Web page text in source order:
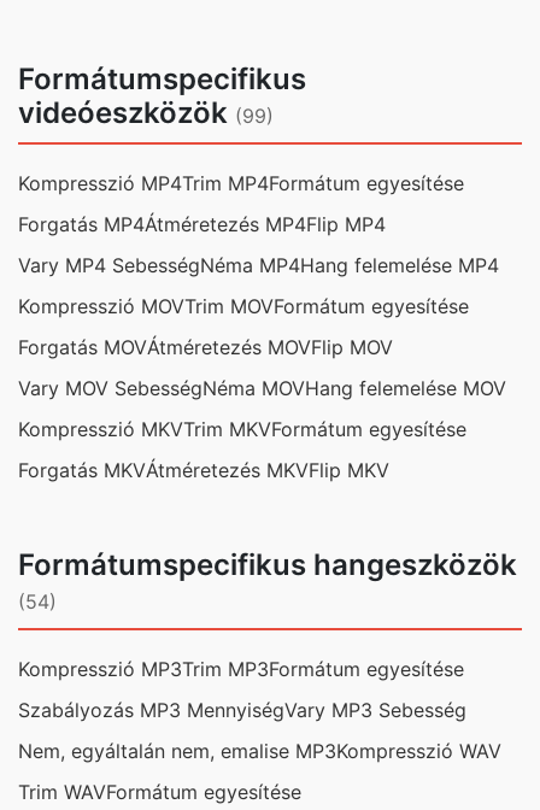
Formátumspecifikus
videóeszközök (99)
Kompresszió MP4Trim MP4Formátum egyesítése
Forgatás MP4Átméretezés MP4Flip MP4
Vary MP4 SebességNéma MP4Hang felemelése MP4
Kompresszió MOVTrim MOVFormátum egyesítése
Forgatás MOVÁtméretezés MOVFlip MOV
Vary MOV SebességNéma MOVHang felemelése MOV
Kompresszió MKVTrim MKVFormátum egyesítése
Forgatás MKVÁtméretezés MKVFlip MKV
Formátumspecifikus hangeszközök
(54)
Kompresszió MP3Trim MP3Formátum egyesítése
Szabályozás MP3 MennyiségVary MP3 Sebesség
Nem, egyáltalán nem, emalise MP3Kompresszió WAV
Trim WAVFormátum egyesítése